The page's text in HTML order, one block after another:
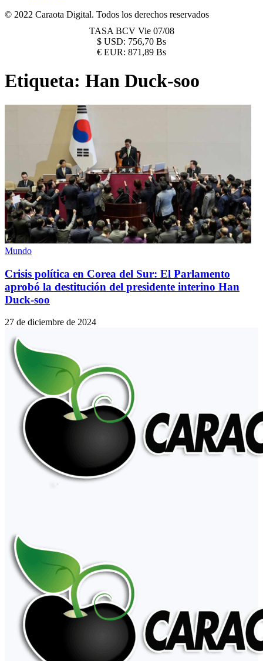
© 2022 Caraota Digital. Todos los derechos reservados
TASA BCV Vie 07/08
$ USD: 756,70 Bs
€ EUR: 871,89 Bs
Etiqueta: Han Duck-soo
Mundo
Crisis política en Corea del Sur: El Parlamento
aprobó la destitución del presidente interino Han
Duck-soo
27 de diciembre de 2024